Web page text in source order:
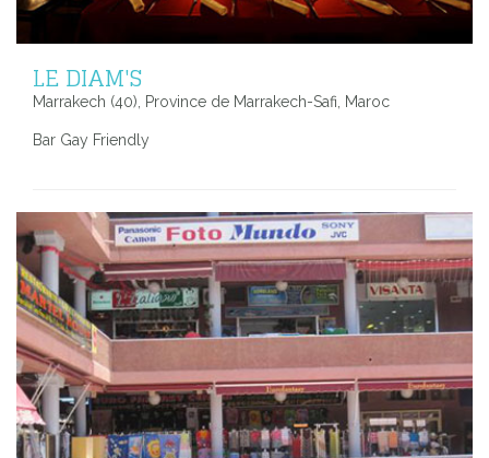
LE DIAM'S
Marrakech (40), Province de Marrakech-Safi, Maroc
Bar Gay Friendly